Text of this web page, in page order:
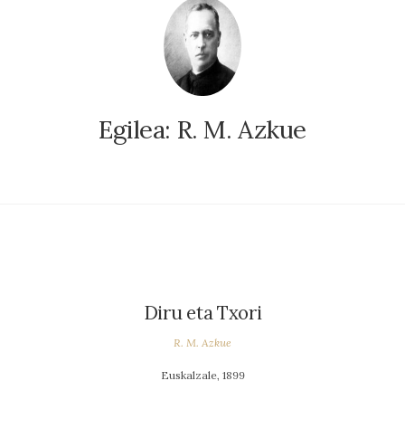
Egilea: R. M. Azkue
Diru eta Txori
R. M. Azkue
Euskalzale, 1899